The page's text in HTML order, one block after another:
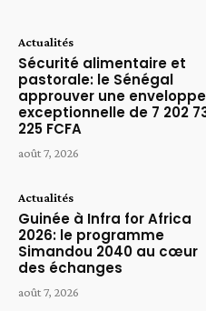
Actualités
Sécurité alimentaire et
pastorale: le Sénégal
approuver une enveloppe
exceptionnelle de 7 202
225 FCFA
août 7, 2026
Actualités
Guinée à Infra for Africa
2026: le programme
Simandou 2040 au cœur
des échanges
août 7, 2026